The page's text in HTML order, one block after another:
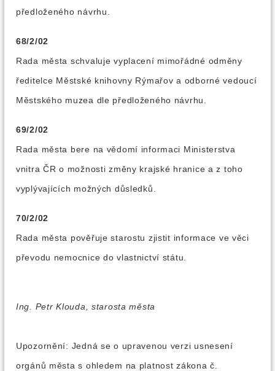
předloženého návrhu.
68/2/02
Rada města schvaluje vyplacení mimořádné odměny
ředitelce Městské knihovny Rýmařov a odborné vedoucí
Městského muzea dle předloženého návrhu.
69/2/02
Rada města bere na vědomí informaci Ministerstva
vnitra ČR o možnosti změny krajské hranice a z toho
vyplývajících možných důsledků.
70/2/02
Rada města pověřuje starostu zjistit informace ve věci
převodu nemocnice do vlastnictví státu.
Ing. Petr Klouda, starosta města
Upozornění: Jedná se o upravenou verzi usnesení
orgánů města s ohledem na platnost zákona č.